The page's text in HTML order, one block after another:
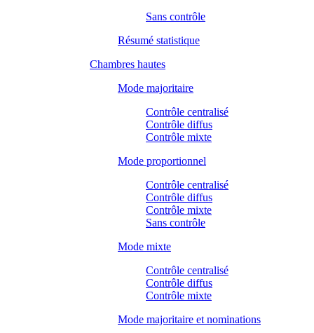
Sans contrôle
Résumé statistique
Chambres hautes
Mode majoritaire
Contrôle centralisé
Contrôle diffus
Contrôle mixte
Mode proportionnel
Contrôle centralisé
Contrôle diffus
Contrôle mixte
Sans contrôle
Mode mixte
Contrôle centralisé
Contrôle diffus
Contrôle mixte
Mode majoritaire et nominations